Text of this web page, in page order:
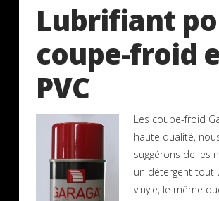
Lubrifiant
coupe-froid
PVC
Les coupe-froid
haute qualité,
suggérons de les
un détergent tout
vinyle, le même